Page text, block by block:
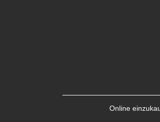
Online